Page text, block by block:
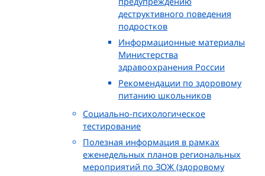
деструктивного поведения
подростков
Информационные материалы
Министерства
здравоохранения России
Рекомендации по здоровому
питанию школьников
Социально-психологическое
тестирование
Полезная информация в рамках
еженедельных планов региональных
мероприятий по ЗОЖ (здоровому